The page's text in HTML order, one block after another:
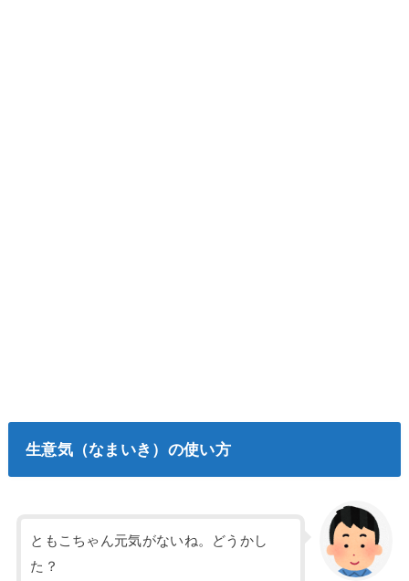
生意気（なまいき）の使い方
ともこちゃん元気がないね。どうかし
た？